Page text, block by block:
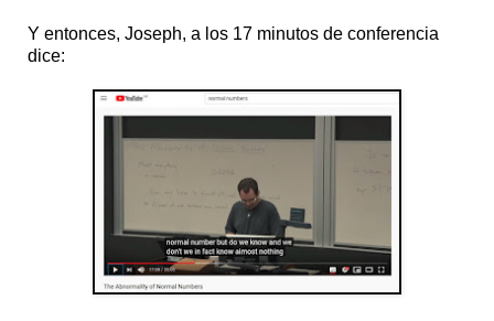
Y entonces, Joseph, a los 17 minutos de conferencia
dice: